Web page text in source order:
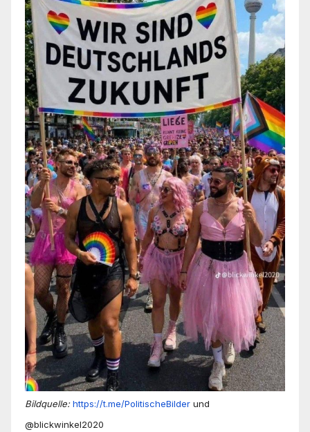
Bildquelle: https://t.me/PolitischeBilder und
@blickwinkel2020